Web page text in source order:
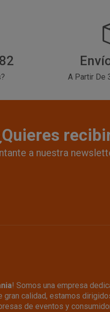
A Partir De
a nuestra
! Somos una empresa
calidad, estamos
de eventos y